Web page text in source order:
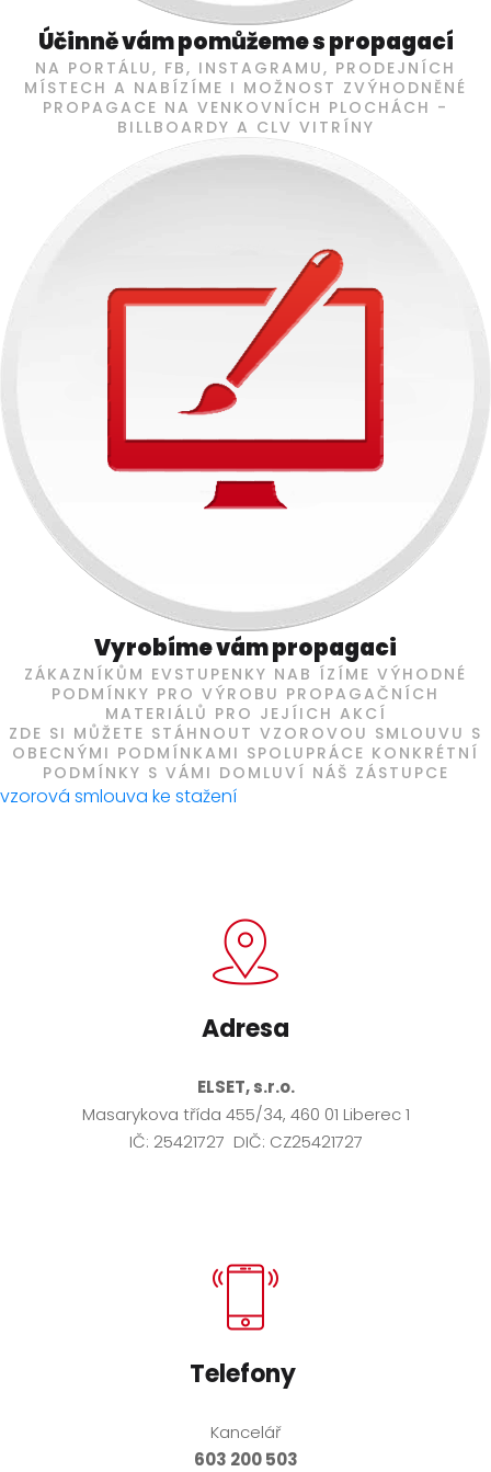
Účinně vám pomůžeme s propagací
NA PORTÁLU, FB, INSTAGRAMU, PRODEJNÍCH
MÍSTECH A NABÍZÍME I MOŽNOST ZVÝHODNĚNÉ
PROPAGACE NA VENKOVNÍCH PLOCHÁCH -
BILLBOARDY A CLV VITRÍNY
Vyrobíme vám propagaci
ZÁKAZNÍKŮM EVSTUPENKY NAB ÍZÍME VÝHODNÉ
PODMÍNKY PRO VÝROBU PROPAGAČNÍCH
MATERIÁLŮ PRO JEJÍICH AKCÍ
ZDE SI MŮŽETE STÁHNOUT VZOROVOU SMLOUVU S
OBECNÝMI PODMÍNKAMI SPOLUPRÁCE KONKRÉTNÍ
PODMÍNKY S VÁMI DOMLUVÍ NÁŠ ZÁSTUPCE
vzorová smlouva ke stažení
Adresa
ELSET, s.r.o.
Masarykova třída 455/34, 460 01 Liberec 1
IČ: 25421727 DIČ: CZ25421727
Telefony
Kancelář
603 200 503